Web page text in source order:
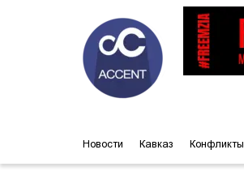
Новости Кавказ Конфликты